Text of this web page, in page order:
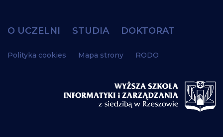
O UCZELNI STUDIA DOKTORAT
Polityka cookies Mapa strony RODO